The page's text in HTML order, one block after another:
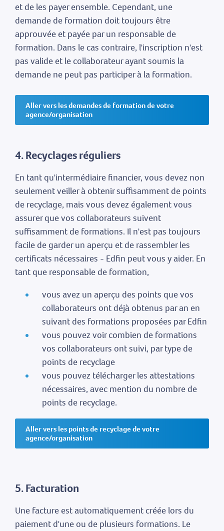
et de les payer ensemble. Cependant, une
demande de formation doit toujours être
approuvée et payée par un responsable de
formation. Dans le cas contraire, l'inscription n'est
pas valide et le collaborateur ayant soumis la
demande ne peut pas participer à la formation.
Aller vers les demandes de formation de votre
agence/organisation
4. Recyclages réguliers
En tant qu'intermédiaire financier, vous devez non
seulement veiller à obtenir suffisamment de points
de recyclage, mais vous devez également vous
assurer que vos collaborateurs suivent
suffisamment de formations. Il n'est pas toujours
facile de garder un aperçu et de rassembler les
certificats nécessaires - Edfin peut vous y aider. En
tant que responsable de formation,
vous avez un aperçu des points que vos
collaborateurs ont déjà obtenus par an en
suivant des formations proposées par Edfin
vous pouvez voir combien de formations
vos collaborateurs ont suivi, par type de
points de recyclage
vous pouvez télécharger les attestations
nécessaires, avec mention du nombre de
points de recyclage.
Aller vers les points de recyclage de votre
agence/organisation
5. Facturation
Une facture est automatiquement créée lors du
paiement d'une ou de plusieurs formations. Le